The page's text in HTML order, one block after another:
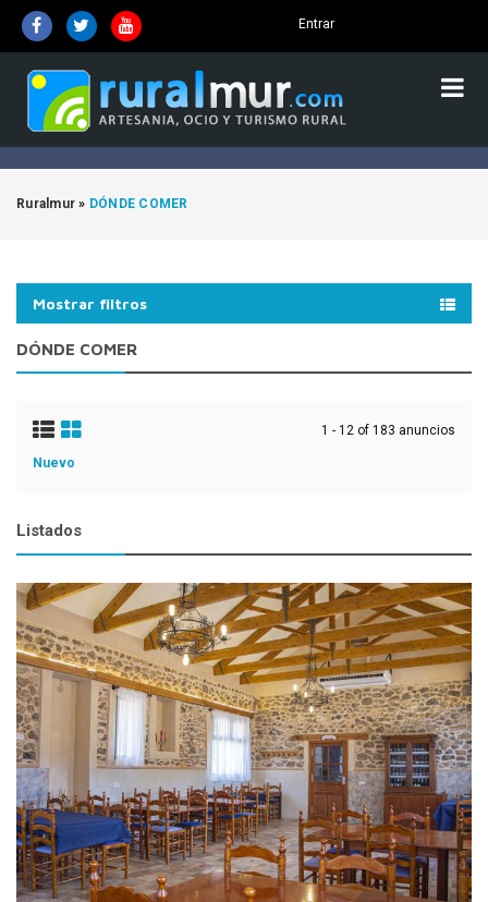
Entrar
Ruralmur » DÓNDE COMER
Mostrar filtros
DÓNDE COMER
1 - 12 of 183 anuncios
Nuevo
Listados